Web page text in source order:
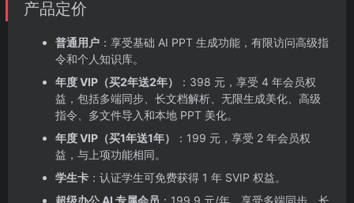
产品定价
普通用户 ：享受基础 AI PPT 生成功能，有限访问高级指
令和个人知识库。
年度 VIP（买2年送2年）
：398 元，享受 4 年会员权
益，包括多端同步、长文档解析、无限生成美化、高级
指令、多文件导入和本地 PPT 美化。
年度 VIP（买1年送1年）
：199 元，享受 2 年会员权
益，与上项功能相同。
学生卡 ：认证学生可免费获得 1 年 SVIP 权益。
超级办公 AI 专属会员 ：199.9 元/年，享受多端同步、长